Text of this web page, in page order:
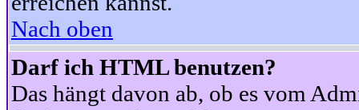
Nach oben
Darf ich HTML benutzen?
Das hängt davon ab, ob es vom